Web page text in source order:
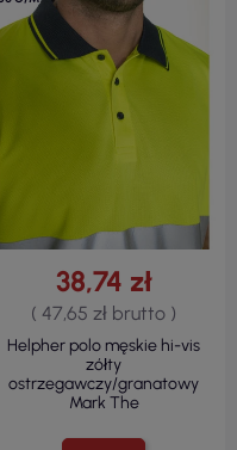
38,74 zł
( 47,65 zł brutto )
Helpher polo męskie hi-vis
zółty
ostrzegawczy/granatowy
Mark The